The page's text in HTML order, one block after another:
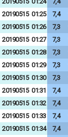
20190515 01:25 7,4
20190515 01:26 7,3
20190515 01:27 7,3
20190515 01:28 7,3
20190515 01:29 7,3
20190515 01:30 7,3
20190515 01:31 7,4
20190515 01:32 7,4
20190515 01:33 7,4
20190515 01:34 7,4